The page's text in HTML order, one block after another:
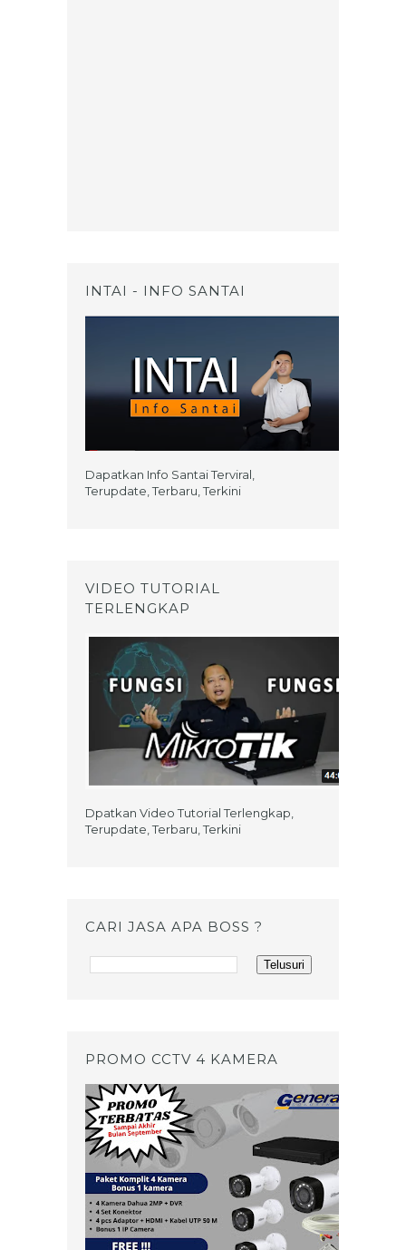
INTAI - INFO SANTAI
Dapatkan Info Santai Terviral,
Terupdate, Terbaru, Terkini
VIDEO TUTORIAL
TERLENGKAP
Dpatkan Video Tutorial Terlengkap,
Terupdate, Terbaru, Terkini
CARI JASA APA BOSS ?
PROMO CCTV 4 KAMERA